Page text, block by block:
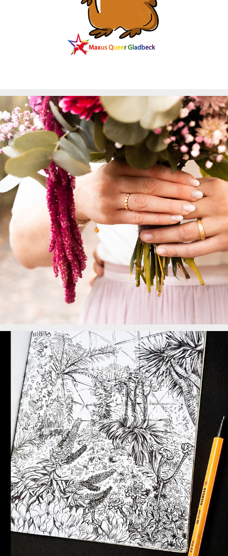
Cara und Dustins Ja-Wort
Botanischer Garten